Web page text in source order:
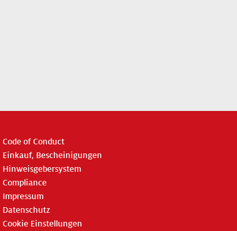
Code of Conduct
Einkauf, Bescheinigungen
Hinweisgebersystem
Compliance
Impressum
Datenschutz
Cookie Einstellungen